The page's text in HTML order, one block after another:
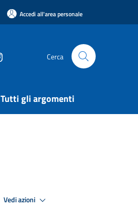
Accedi all'area personale
Cerca
Tutti gli argomenti
Vedi azioni